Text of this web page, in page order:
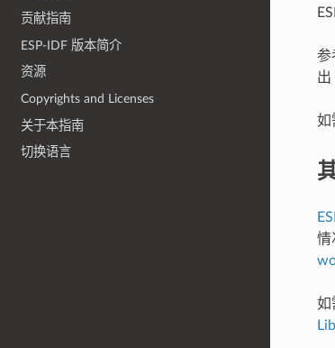
贡献指南
ESP-IDF 版本简介
资源
Copyrights and Licenses
关于本指南
切换语言
参
出
如
情
如